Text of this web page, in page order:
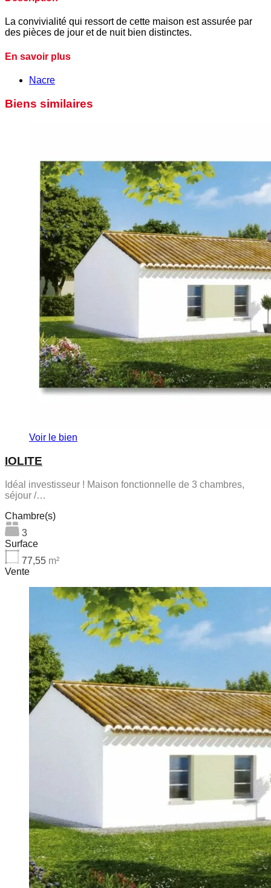
La convivialité qui ressort de cette maison est assurée par
des pièces de jour et de nuit bien distinctes.
En savoir plus
Nacre
Biens similaires
Voir le bien
IOLITE
Idéal investisseur ! Maison fonctionnelle de 3 chambres,
séjour /…
Chambre(s)
3
Surface
77,55 m²
Vente